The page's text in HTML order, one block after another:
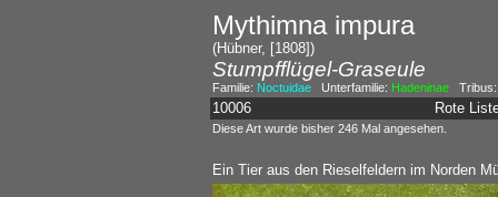
Mythimna impura
(Hübner, [1808])
Stumpfflügel-Graseule
Familie: NoctuidaeUnterfamilie: Hadeninae
10006 Rote
Diese Art wurde bisher 246 Mal angesehen.
Ein Tier aus den Rieselfeldern im Norden